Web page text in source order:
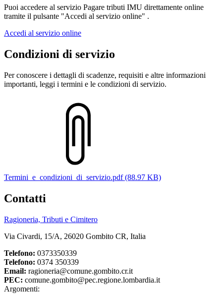
Puoi accedere al servizio Pagare tributi IMU direttamente online
tramite il pulsante "Accedi al servizio online" .
Accedi al servizio online
Condizioni di servizio
Per conoscere i dettagli di scadenze, requisiti e altre informazioni
importanti, leggi i termini e le condizioni di servizio.
Termini_e_condizioni_di_servizio.pdf (88.97 KB)
Contatti
Ragioneria, Tributi e Cimitero
Via Civardi, 15/A, 26020 Gombito CR, Italia
Telefono: 0373350339
Telefono: 0374 350339
Email: ragioneria@comune.gombito.cr.it
PEC: comune.gombito@pec.regione.lombardia.it
Argomenti: